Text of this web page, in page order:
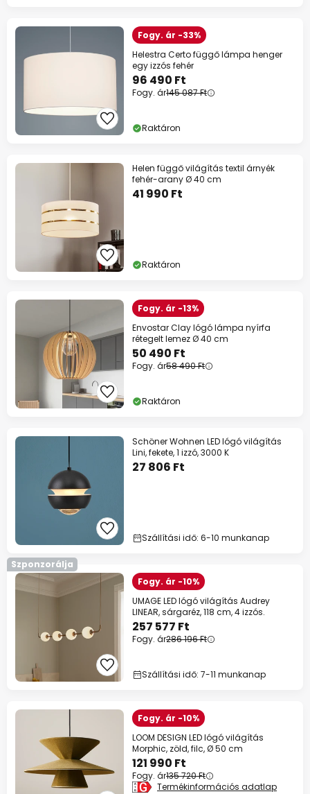
Fogy. ár -33%
Helestra Certo függő lámpa henger
egy izzós fehér
96 490 Ft
Fogy. ár145 087 Ft
Raktáron
Helen függő világítás textil árnyék
fehér-arany Ø 40 cm
41 990 Ft
Raktáron
Fogy. ár -13%
Envostar Clay lógó lámpa nyírfa
rétegelt lemez Ø 40 cm
50 490 Ft
Fogy. ár58 490 Ft
Raktáron
Schöner Wohnen LED lógó világítás
Lini, fekete, 1 izzó, 3000 K
27 806 Ft
Szállítási idő: 6-10 munkanap
Szponzorálja
Fogy. ár -10%
UMAGE LED lógó világítás Audrey
LINEAR, sárgaréz, 118 cm, 4 izzós.
257 577 Ft
Fogy. ár286 196 Ft
Szállítási idő: 7-11 munkanap
Fogy. ár -10%
LOOM DESIGN LED lógó világítás
Morphic, zöld, filc, Ø 50 cm
121 990 Ft
Fogy. ár135 720 Ft
Termékinformációs adatlap